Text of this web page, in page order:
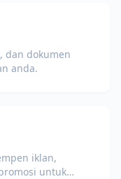
dan dokumen
anda.
iklan,
untuk